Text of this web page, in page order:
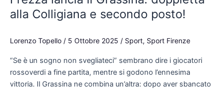
alla Colligiana e secondo posto!
Lorenzo Topello / 5 Ottobre 2025 / Sport, Sport Firenze
“Se è un sogno non svegliateci” sembrano dire i giocatori
rossoverdi a fine partita, mentre si godono l’ennesima
vittoria. Il Grassina ne combina un’altra: dopo aver sbancato
Grassina:
Colligiana
e
secondo
posto!